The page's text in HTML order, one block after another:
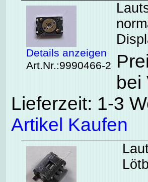
Details anzeigen
Art.Nr.:9990466-2
bei
Lieferzeit: 1-3
Artikel Kaufen